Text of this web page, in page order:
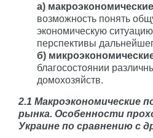
а) макроэкономические
возможность понять
экономическую
перспективы
б)
благосостоянии
домохозяйств.
2.1 Макроэкономические
рынка. Особенности
Украине по сравнению с